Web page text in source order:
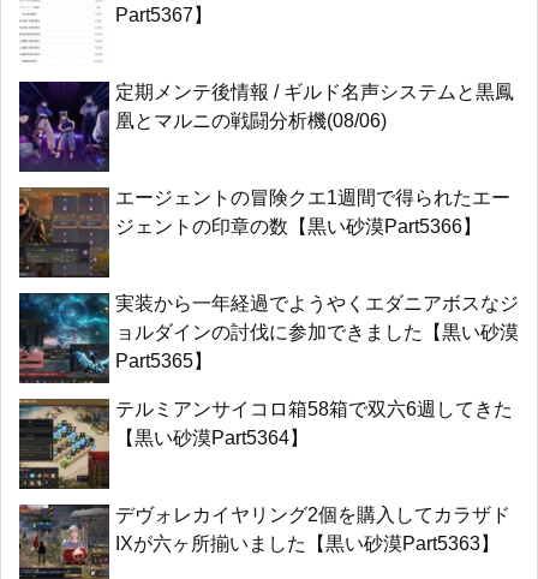
Part5367】
定期メンテ後情報 / ギルド名声システムと黒鳳
凰とマルニの戦闘分析機(08/06)
エージェントの冒険クエ1週間で得られたエー
ジェントの印章の数【黒い砂漠Part5366】
実装から一年経過でようやくエダニアボスなジ
ョルダインの討伐に参加できました【黒い砂漠
Part5365】
テルミアンサイコロ箱58箱で双六6週してきた
【黒い砂漠Part5364】
デヴォレカイヤリング2個を購入してカラザド
IXが六ヶ所揃いました【黒い砂漠Part5363】